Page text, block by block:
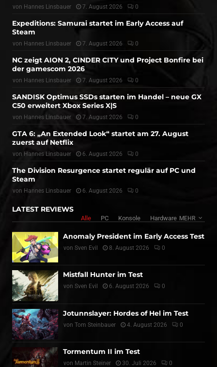
von Hannes Linsbauer 7. August 2026 0
Expeditions: Samurai startet im Early Access auf
Steam
von Hannes Linsbauer 7. August 2026 0
NC zeigt AION 2, CINDER CITY und Project Bonfire bei
der gamescom 2026
von Hannes Linsbauer 7. August 2026 0
SANDISK Optimus SSDs starten im Handel – neue GX
C50 erweitert Xbox Series X|S
von Hannes Linsbauer 7. August 2026 0
GTA 6: „An Extended Look“ startet am 27. August
zuerst auf Netflix
von Hannes Linsbauer 6. August 2026 0
The Division Resurgence startet regulär auf PC und
Steam
von Hannes Linsbauer 6. August 2026 0
LATEST REVIEWS
Alle PC Konsole Hardware MEHR
Anomaly President im Early Access Test
von Sven Evil 8. August 2026 0
Mistfall Hunter im Test
von Sven Evil 6. August 2026 0
Jotunnslayer: Hordes of Hel im Test
von Tom Steinbauer 4. August 2026 0
Tormentum II im Test
von Martin Steiner 30. Juli 2026 0